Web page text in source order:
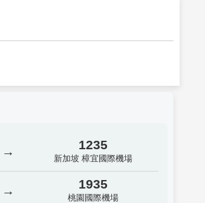
→ 1235
新加坡 樟宜國際機場
→ 1935
桃園國際機場